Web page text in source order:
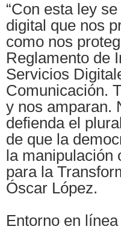
“Con esta ley
digital que nos
como nos
Reglamento de
Servicios
Comunicación.
y nos amparan.
defienda el
de que la
la
para la
Óscar López.
Entorno en